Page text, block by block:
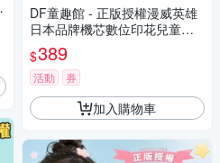
DF童趣館 - 正版授權漫威英雄
日本品牌機芯數位印花兒童手
錶
$389
活動 券
加入購物車